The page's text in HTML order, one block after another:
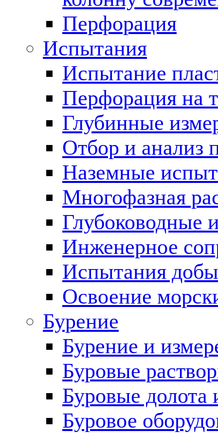
Перфорация
Испытания
Испытание
Перфорация на
Глубинные
Отбор и анализ
Наземные
Многофазная
Глубоководные
Инженерное
Испытания
Освоение
Бурение
Бурение и
Буровые
Буровые долота
Буровое